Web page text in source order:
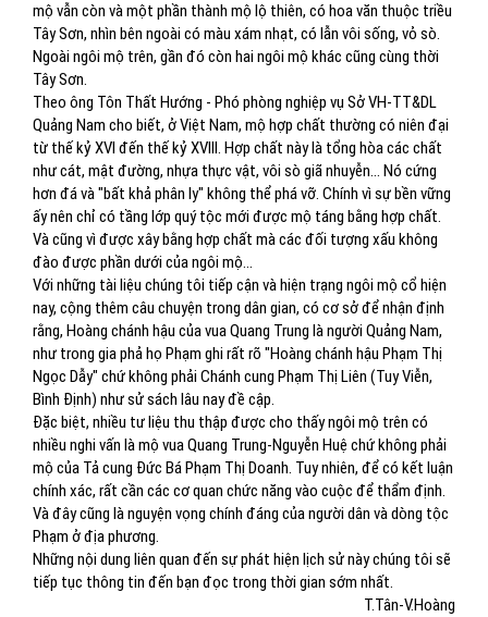
mộ vẫn còn và một phần thành mộ lộ thiên, có hoa văn thuộc triều
Tây Sơn, nhìn bên ngoài có màu xám nhạt, có lẫn vôi sống, vỏ sò.
Ngoài ngôi mộ trên, gần đó còn hai ngôi mộ khác cũng cùng thời
Tây Sơn.
Theo ông Tôn Thất Hướng - Phó phòng nghiệp vụ Sở VH-TT&DL
Quảng Nam cho biết, ở Việt Nam, mộ hợp chất thường có niên đại
từ thế kỷ XVI đến thế kỷ XVIII. Hợp chất này là tổng hòa các chất
như cát, mật đường, nhựa thực vật, vôi sò giã nhuyễn... Nó cứng
hơn đá và "bất khả phân ly" không thể phá vỡ. Chính vì sự bền vững
ấy nên chỉ có tầng lớp quý tộc mới được mộ táng bằng hợp chất.
Và cũng vì được xây bằng hợp chất mà các đối tượng xấu không
đào được phần dưới của ngôi mộ...
Với những tài liệu chúng tôi tiếp cận và hiện trạng ngôi mộ cổ hiện
nay, cộng thêm câu chuyện trong dân gian, có cơ sở để nhận định
rằng, Hoàng chánh hậu của vua Quang Trung là người Quảng Nam,
như trong gia phả họ Phạm ghi rất rõ "Hoàng chánh hậu Phạm Thị
Ngọc Dẫy" chứ không phải Chánh cung Phạm Thị Liên (Tuy Viễn,
Bình Định) như sử sách lâu nay đề cập.
Đặc biệt, nhiều tư liệu thu thập được cho thấy ngôi mộ trên có
nhiều nghi vấn là mộ vua Quang Trung-Nguyễn Huệ chứ không phải
mộ của Tả cung Đức Bá Phạm Thị Doanh. Tuy nhiên, để có kết luận
chính xác, rất cần các cơ quan chức năng vào cuộc để thẩm định.
Và đây cũng là nguyện vọng chính đáng của người dân và dòng tộc
Phạm ở địa phương.
Những nội dung liên quan đến sự phát hiện lịch sử này chúng tôi sẽ
tiếp tục thông tin đến bạn đọc trong thời gian sớm nhất.
T.Tân-V.Hoàng